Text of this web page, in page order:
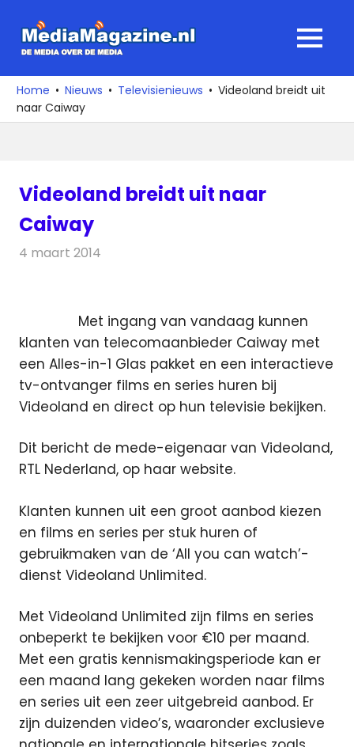
naar
media
over
de
MENU
Home Nieuws Televisienieuws
Videoland breidt uit
naar Caiway
Videoland breidt uit naar
Caiway
4 maart 2014
Met ingang van vandaag kunnen
klanten van telecomaanbieder Caiway met
een Alles-in-1 Glas pakket en een interactieve
tv-ontvanger films en series huren bij
Videoland en direct op hun televisie bekijken.
Dit bericht de mede-eigenaar van Videoland,
RTL Nederland, op haar website.
Klanten kunnen uit een groot aanbod kiezen
en films en series per stuk huren of
gebruikmaken van de ‘All you can watch’-
dienst Videoland Unlimited.
Met Videoland Unlimited zijn films en series
onbeperkt te bekijken voor €10 per maand.
Met een gratis kennismakingsperiode kan er
een maand lang gekeken worden naar films
en series uit een zeer uitgebreid aanbod. Er
zijn duizenden video’s, waaronder exclusieve